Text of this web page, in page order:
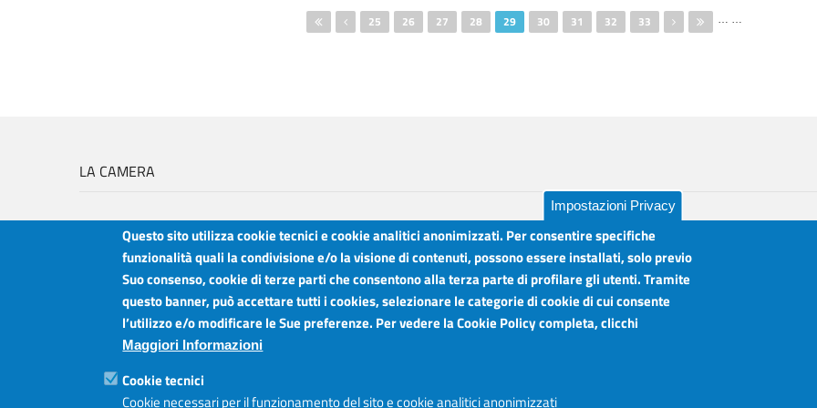
…
25 26 27 28 29 30 31 32 33 …
LA CAMERA
Camera di Commercio Industria Artigianato e Agricoltura del Sud Est Sicilia
Sede legale: Via Cappuccini, 2 - Catania
Sede territoriale: Piazza della Libertà - Ragusa
Sede territoriale: Via Duca degli Abruzzi, 4 - Siracusa
www.ctrgsr.camcom.gov.it
Codice fiscale e partita IVA:05379380875
Orari sportelli:
Dal Lunedì al Venerdì ore 8.30 - 12.00
Martedì anche 15.45 - 17.45
Impostazioni Privacy
Questo sito utilizza cookie tecnici e cookie analitici anonimizzati. Per consentire specifiche
funzionalità quali la condivisione e/o la visione di contenuti, possono essere installati, solo previo
Suo consenso, cookie di terze parti che consentono alla terza parte di profilare gli utenti. Tramite
questo banner, può accettare tutti i cookies, selezionare le categorie di cookie di cui consente
l’utilizzo e/o modificare le Sue preferenze. Per vedere la Cookie Policy completa, clicchi
Maggiori Informazioni
Cookie tecnici
Cookie necessari per il funzionamento del sito e cookie analitici anonimizzati